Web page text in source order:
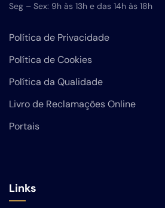
Seg – Sex: 9h às 13h e das 14h às 18h
Política de Privacidade
Política de Cookies
Política da Qualidade
Livro de Reclamações Online
Portais
Links